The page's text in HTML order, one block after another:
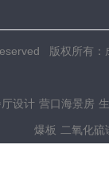
版权所有
设计 营口海景房
爆板 二氧化硫